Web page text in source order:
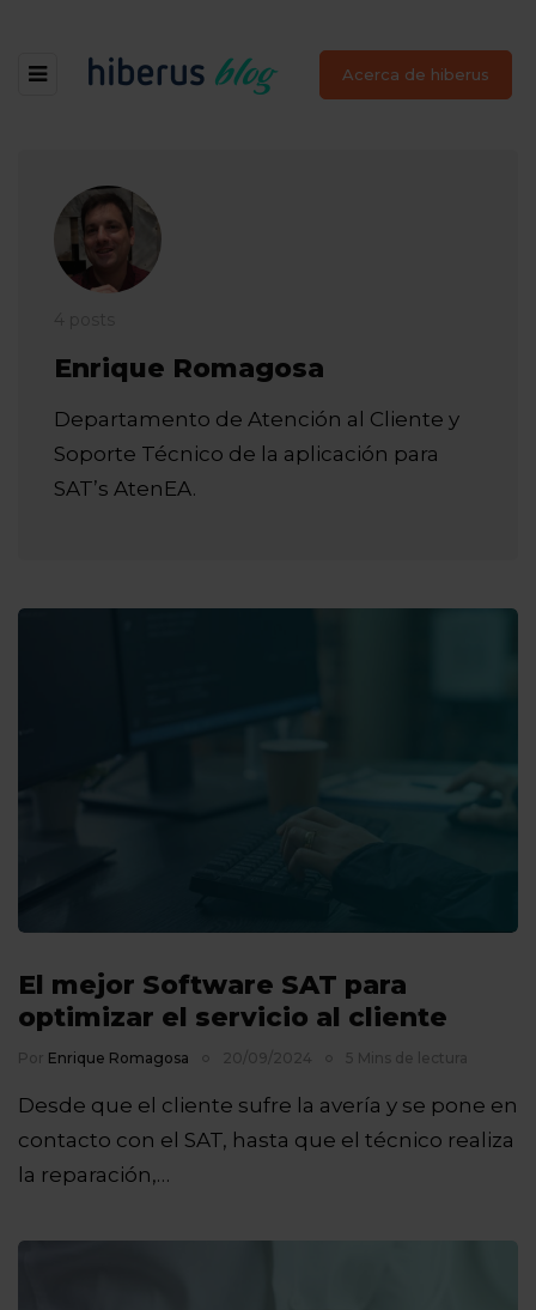
Acerca de hiberus
Enrique Romagosa
Departamento de Atención al Cliente y
Soporte Técnico de la aplicación para
SAT’s AtenEA.
El mejor Software SAT para
optimizar el servicio al cliente
Por Enrique Romagosa 20/09/2024 5 Mins de lectura
Desde que el cliente sufre la avería y se pone en
contacto con el SAT, hasta que el técnico realiza
la reparación,…